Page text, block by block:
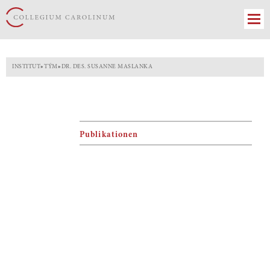
INSTITUT» TÝM» DR. DES. SUSANNE MASLANKA
Publikationen